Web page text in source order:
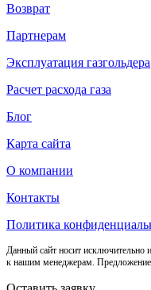
Возврат
Партнерам
Эксплуатация газгольдера
Расчет расхода газа
Блог
Карта сайта
О компании
Контакты
Политика
Данный сайт носит исключительно
к нашим менеджерам. Предложение